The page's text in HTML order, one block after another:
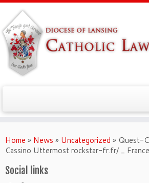
Home » News » Uncategorized » Quest-
Cassino Uttermost rockstar-fr.fr/ _
Social links